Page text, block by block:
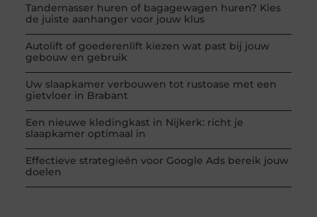
Tandemasser huren of bagagewagen huren? Kies
de juiste aanhanger voor jouw klus
Autolift of goederenlift kiezen wat past bij jouw
gebouw en gebruik
Uw slaapkamer verbouwen tot rustoase met een
gietvloer in Brabant
Een nieuwe kledingkast in Nijkerk: richt je
slaapkamer optimaal in
Effectieve strategieën voor Google Ads bereik jouw
doelen